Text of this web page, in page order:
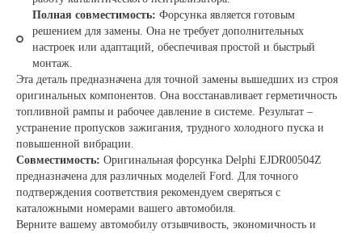
Полная совместимость: Форсунка является готовым
решением для замены. Она не требует дополнительных
настроек или адаптаций, обеспечивая простой и быстрый
монтаж.
Эта деталь предназначена для точной замены вышедших из строя
оригинальных компонентов. Она восстанавливает герметичность
топливной рампы и рабочее давление в системе. Результат –
устранение пропусков зажигания, трудного холодного пуска и
повышенной вибрации.
Совместимость: Оригинальная форсунка Delphi EJDR00504Z
предназначена для различных моделей Ford. Для точного
подтверждения соответствия рекомендуем сверяться с
каталожными номерами вашего автомобиля.
Верните вашему автомобилу отзывчивость, экономичность и